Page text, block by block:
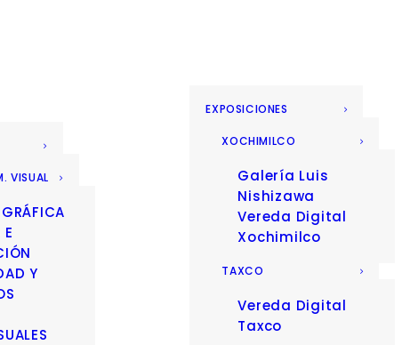
VISUAL
Y
EXPOSICIONES
XOCHIMILCO
Galería Luis
Nishizawa
Vereda Digital
Xochimilco
TAXCO
Vereda Digital
Taxco